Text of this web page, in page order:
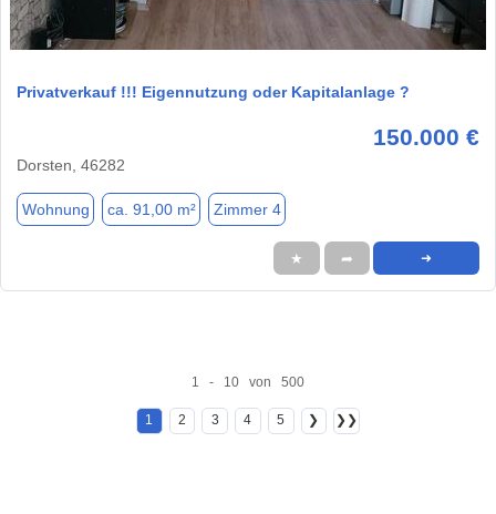
1 / 20
Privatverkauf !!! Eigennutzung oder Kapitalanlage ?
150.000 €
Dorsten, 46282
Wohnung ca. 91,00 m² Zimmer 4
★ ➦ ➜
1 - 10 von 500
1 2 3 4 5 ❯ ❯❯